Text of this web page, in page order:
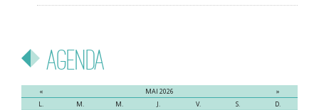
Agenda
« MAI 2026
»
L.
M. M. J. V. S. D.